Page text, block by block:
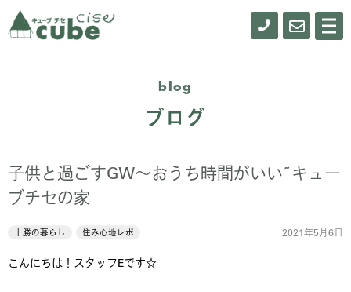
メ
ニ
0155- お
blog
ブログ
子供と過ごすGW～おうち時間がいい~キュー
ブチセの家
十勝の暮らし 住み心地レポ 2021年5月6日
こんにちは！スタッフEです☆